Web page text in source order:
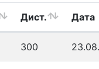
Дист. Дата
300